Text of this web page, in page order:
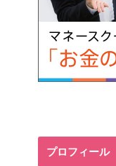
プロフィール